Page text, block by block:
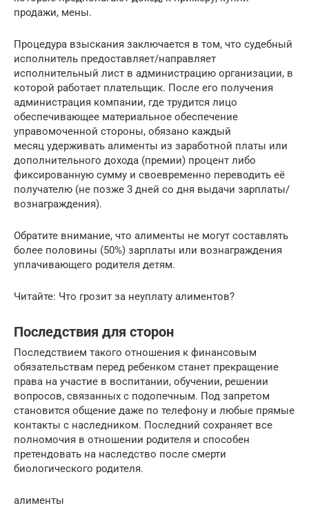
продажи, мены.
Процедура взыскания заключается в том, что судебный
исполнитель предоставляет/направляет
исполнительный лист в администрацию организации, в
которой работает плательщик. После его получения
администрация компании, где трудится лицо
обеспечивающее материальное обеспечение
управомоченной стороны, обязано каждый
месяц удерживать алименты из заработной платы или
дополнительного дохода (премии) процент либо
фиксированную сумму и своевременно переводить её
получателю (не позже 3 дней со дня выдачи зарплаты/
вознаграждения).
Обратите внимание, что алименты не могут составлять
более половины (50%) зарплаты или вознаграждения
уплачивающего родителя детям.
Читайте: Что грозит за неуплату алиментов?
Последствия для сторон
Последствием такого отношения к финансовым
обязательствам перед ребенком станет прекращение
права на участие в воспитании, обучении, решении
вопросов, связанных с подопечным. Под запретом
становится общение даже по телефону и любые прямые
контакты с наследником. Последний сохраняет все
полномочия в отношении родителя и способен
претендовать на наследство после смерти
биологического родителя.
алименты